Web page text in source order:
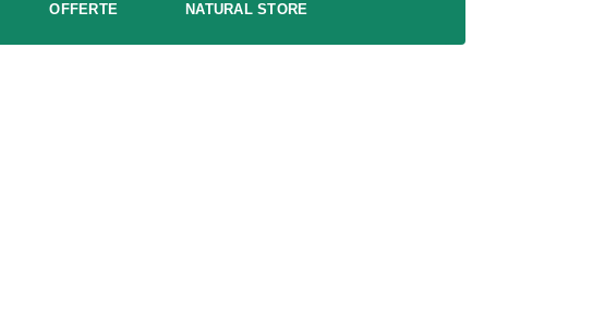
OFFERTE NATURAL STORE